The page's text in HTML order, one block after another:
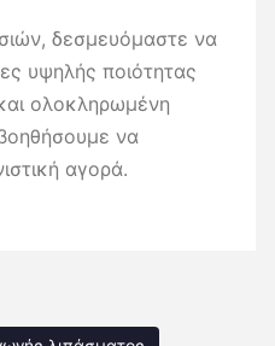
δεσμευόμαστε να
υψηλής ποιότητας
ολοκληρωμένη
να
αγορά.